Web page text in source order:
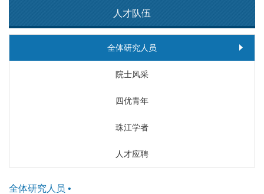
人才队伍
全体研究人员
院士风采
四优青年
珠江学者
人才应聘
全体研究人员 •